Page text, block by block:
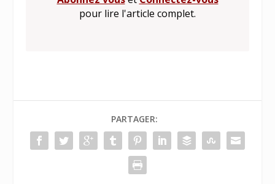
pour lire l'article complet.
PARTAGER: